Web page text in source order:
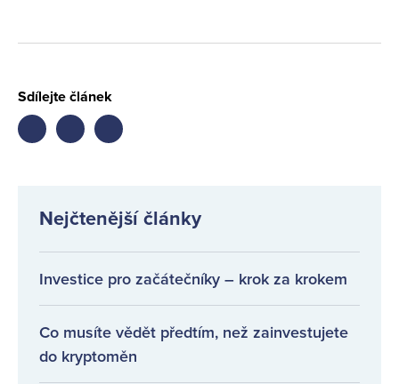
Sdílejte článek
Share
Nejčtenější články
Investice pro začátečníky – krok za krokem
Co musíte vědět předtím, než zainvestujete
do kryptoměn